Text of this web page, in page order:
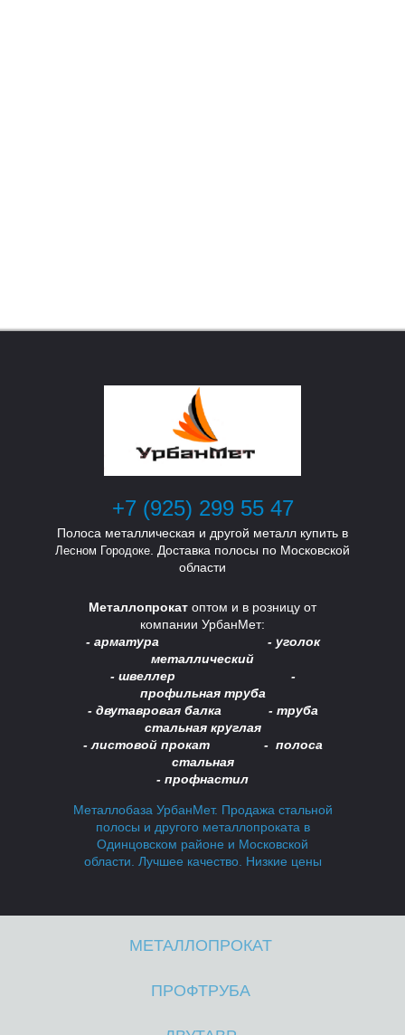
У
Т
А
+7 (925) 299 55 47
Полоса металлическая и другой металл купить в
Лесном Городоке . Доставка полосы по Московской
области
Металлопрокат оптом и в розницу от
компании УрбанМет:
- арматура - уголок
металлический
- швеллер -
профильная труба
- двутавровая балка - труба
стальная круглая
- листовой прокат - полоса
стальная
- профнастил
Металлобаза УрбанМет. Продажа стальной
полосы и другого металлопроката в
Одинцовском районе и Московской
области. Лучшее качество. Низкие цены
МЕТАЛЛОПРОКАТ
ПРОФТРУБА
У
Т
А